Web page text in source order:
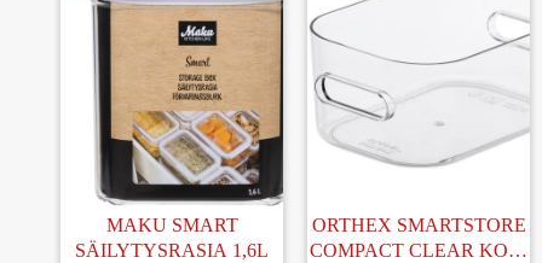
MAKU SMART
SÄILYTYSRASIA 1,6L
ORTHEX SMARTSTORE
COMPACT CLEAR KORI